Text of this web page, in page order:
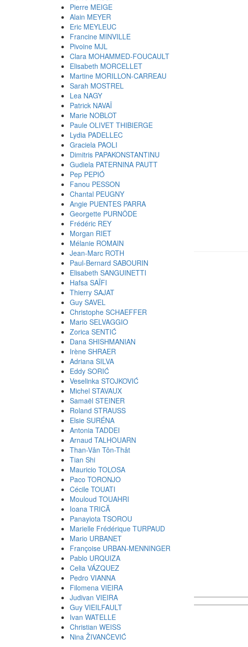
Pierre MEIGE
Alain MEYER
Eric MEYLEUC
Francine MINVILLE
Pivoine MJL
Clara MOHAMMED-FOUCAULT
Elisabeth MORCELLET
Martine MORILLON-CARREAU
Sarah MOSTREL
Lea NAGY
Patrick NAVAÏ
Marie NOBLOT
Paule OLIVET THIBIERGE
Lydia PADELLEC
Graciela PAOLI
Dimitris PAPAKONSTANTINU
Gudiela PATERNINA PAUTT
Pep PEPIÓ
Fanou PESSON
Chantal PEUGNY
Angie PUENTES PARRA
Georgette PURNÔDE
Frédéric REY
Morgan RIET
Mélanie ROMAIN
Jean-Marc ROTH
Paul-Bernard SABOURIN
Elisabeth SANGUINETTI
Hafsa SAÏFI
Thierry SAJAT
Guy SAVEL
Christophe SCHAEFFER
Mario SELVAGGIO
Zorica SENTIĆ
Dana SHISHMANIAN
Irène SHRAER
Adriana SILVA
Eddy SORIĆ
Veselinka STOJKOVIĆ
Michel STAVAUX
Samaël STEINER
Roland STRAUSS
Elsie SURÉNA
Antonia TADDEI
Arnaud TALHOUARN
Than-Vân Tôn-Thât
Tian Shi
Mauricio TOLOSA
Paco TORONJO
Cécile TOUATI
Mouloud TOUAHRI
Ioana TRICĂ
Panayiota TSOROU
Marielle Frédérique TURPAUD
Mario URBANET
Françoise URBAN-MENNINGER
Pablo URQUIZA
Celia VÁZQUEZ
Pedro VIANNA
Filomena VIEIRA
Judivan VIEIRA
Guy VIEILFAULT
Ivan WATELLE
Christian WEISS
Nina ŽIVANČEVIĆ